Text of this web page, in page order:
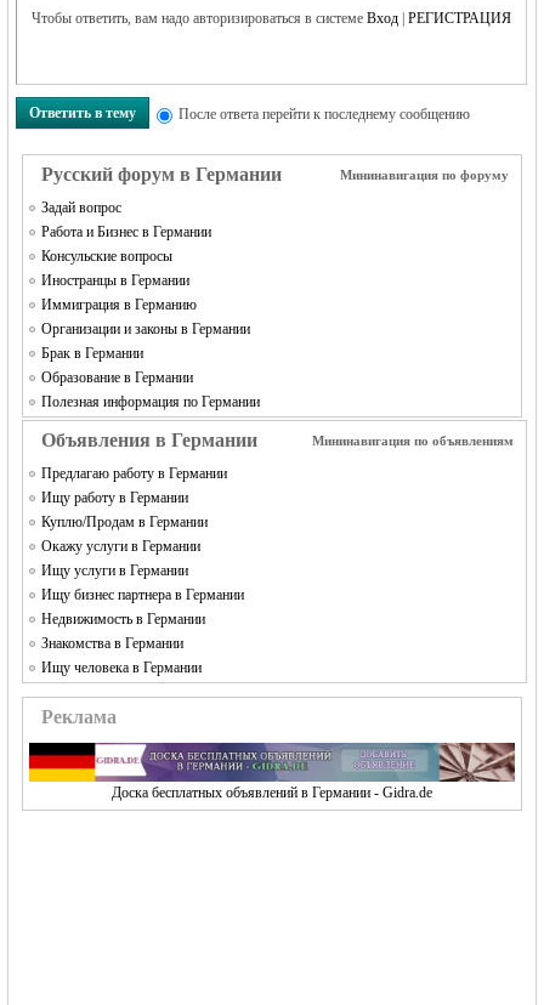
Чтобы ответить, вам надо авторизироваться в системеВход |РЕГИСТРАЦИЯ
Ответить в тему После ответа перейти к последнему сообщению
Русский форум в Германии Мининавигация по форуму
Задай вопрос
Работа и Бизнес в Германии
Консульские вопросы
Иностранцы в Германии
Иммиграция в Германию
Организации и законы в Германии
Брак в Германии
Образование в Германии
Полезная информация по Германии
Объявления в Германии Мининавигация по объявлениям
Предлагаю работу в Германии
Ищу работу в Германии
Куплю/Продам в Германии
Окажу услуги в Германии
Ищу услуги в Германии
Ищу бизнес партнера в Германии
Недвижимость в Германии
Знакомства в Германии
Ищу человека в Германии
Реклама
Доска бесплатных объявлений в Германии - Gidra.de